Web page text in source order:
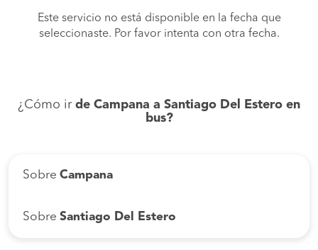
Este servicio no está disponible en la fecha que
seleccionaste. Por favor intenta con otra fecha.
¿Cómo ir de Campana a Santiago Del Estero en
bus?
Sobre Campana
Sobre Santiago Del Estero